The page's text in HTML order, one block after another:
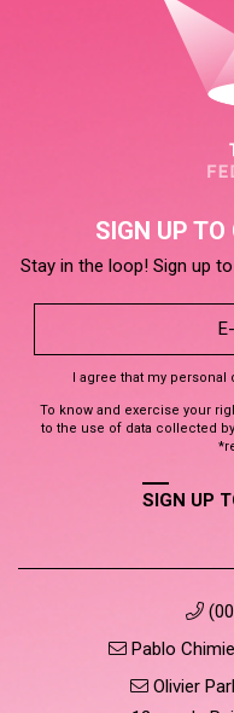
SIGN UP TO
Stay in the loop! Sign up
I agree that my
To know and exercise your
to the use of data collected
SIGN UP
Pablo
Olivier